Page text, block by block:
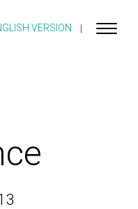
VERSION